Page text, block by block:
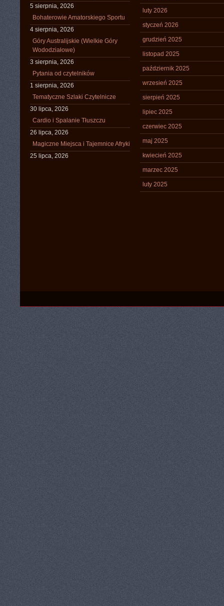
5 sierpnia, 2026
Bohaterowie Amatorskiego Sportu
4 sierpnia, 2026
Góry Australijskie (Wielkie Góry
Wododziałowe)
3 sierpnia, 2026
Pytania od czytelników
1 sierpnia, 2026
Tematyczne Szlaki Czytelnicze
30 lipca, 2026
Cardio i Spalanie Tłuszczu
26 lipca, 2026
Magiczne Miejsca i Tajemnice Afryki
25 lipca, 2026
luty 2026
styczeń 2026
grudzień 2025
listopad 2025
październik 2025
wrzesień 2025
sierpień 2025
lipiec 2025
czerwiec 2025
maj 2025
kwiecień 2025
marzec 2025
luty 2025